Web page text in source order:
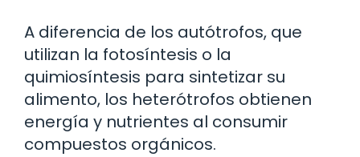
A diferencia de los autótrofos, que
utilizan la fotosíntesis o la
quimiosíntesis para sintetizar su
alimento, los heterótrofos obtienen
energía y nutrientes al consumir
compuestos orgánicos.